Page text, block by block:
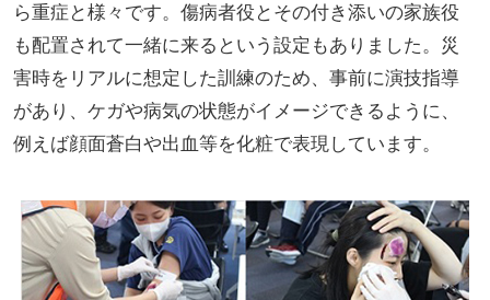
ら重症と様々です。傷病者役とその付き添いの家族役
も配置されて一緒に来るという設定もありました。災
害時をリアルに想定した訓練のため、事前に演技指導
があり、ケガや病気の状態がイメージできるように、
例えば顔面蒼白や出血等を化粧で表現しています。